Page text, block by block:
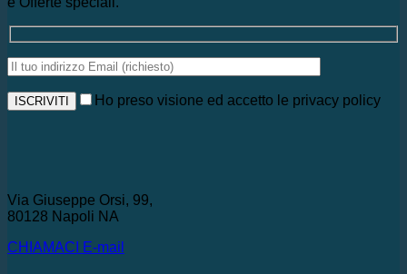
Ho preso visione ed accetto le privacy policy
Via Giuseppe Orsi, 99,
80128 Napoli NA
CHIAMACI
E-mail